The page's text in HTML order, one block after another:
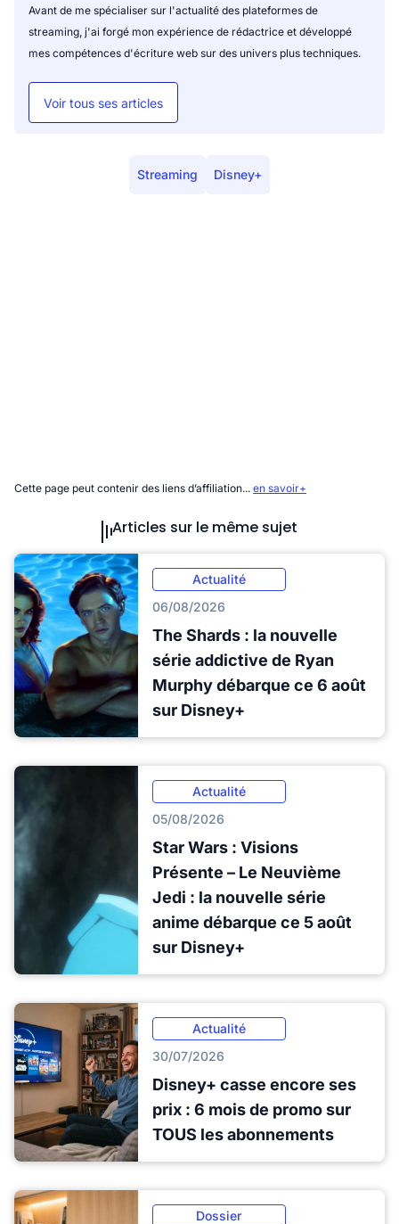
Avant de me spécialiser sur l'actualité des plateformes de
streaming, j'ai forgé mon expérience de rédactrice et développé
mes compétences d'écriture web sur des univers plus techniques.
Voir tous ses articles
Streaming Disney+
Cette page peut contenir des liens d’affiliation... en savoir+
Articles sur le même sujet
Actualité
06/08/2026
The Shards : la nouvelle
série addictive de Ryan
Murphy débarque ce 6 août
sur Disney+
Actualité
05/08/2026
Star Wars : Visions
Présente – Le Neuvième
Jedi : la nouvelle série
anime débarque ce 5 août
sur Disney+
Actualité
30/07/2026
Disney+ casse encore ses
prix : 6 mois de promo sur
TOUS les abonnements
Dossier